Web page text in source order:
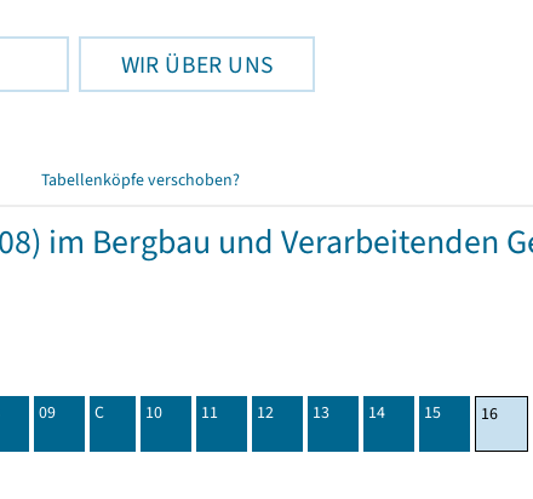
WIR ÜBER UNS
Tabellenköpfe verschoben?
im Bergbau und Verarbeitenden
09 C 10 11 12 13 14 15 16